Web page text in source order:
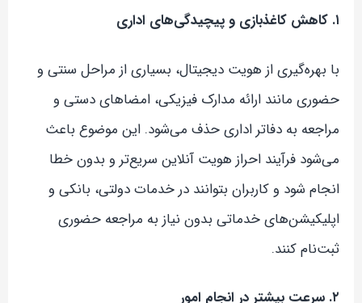
۱. کاهش کاغذبازی و پیچیدگی‌های اداری
با بهره‌گیری از هویت دیجیتال، بسیاری از مراحل سنتی و
حضوری مانند ارائه مدارک فیزیکی، امضاهای دستی و
مراجعه به دفاتر اداری حذف می‌شود. این موضوع باعث
می‌شود فرآیند احراز هویت آنلاین سریع‌تر و بدون خطا
انجام شود و کاربران بتوانند در خدمات دولتی، بانکی و
اپلیکیشن‌های خدماتی بدون نیاز به مراجعه حضوری
ثبت‌نام کنند.
۲. سرعت بیشتر در انجام امور